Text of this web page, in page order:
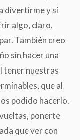
divertirme y si
algo, claro,
También creo
sin hacer una
tener nuestras
que al
podido hacerlo.
ponerte
que ver con